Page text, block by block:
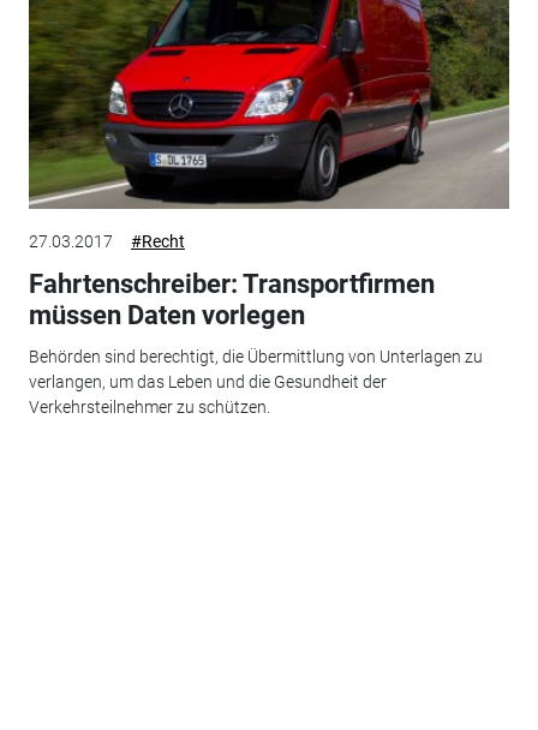
27.03.2017 #Recht
Fahrtenschreiber: Transportfirmen
müssen Daten vorlegen
Behörden sind berechtigt, die Übermittlung von Unterlagen zu
verlangen, um das Leben und die Gesundheit der
Verkehrsteilnehmer zu schützen.